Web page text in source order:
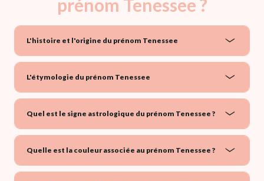
prénom Tenessee ?
L'histoire et l'origine du prénom Tenessee
L'étymologie du prénom Tenessee
Quel est le signe astrologique du prénom Tenessee ?
Quelle est la couleur associée au prénom Tenessee ?